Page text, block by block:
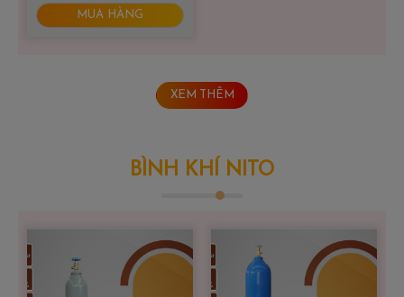
MUA HÀNG
XEM THÊM
BÌNH KHÍ NITO